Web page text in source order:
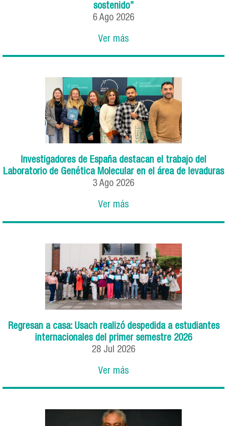
sostenido”
6 Ago 2026
Ver más
Investigadores de España destacan el trabajo del
Laboratorio de Genética Molecular en el área de levaduras
3 Ago 2026
Ver más
Regresan a casa: Usach realizó despedida a estudiantes
internacionales del primer semestre 2026
28 Jul 2026
Ver más